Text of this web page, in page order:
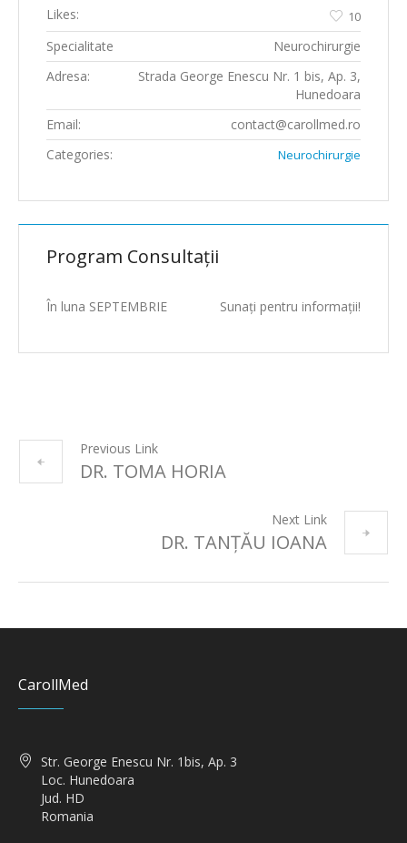
Likes: 10
Specialitate
Neurochirurgie
Adresa:
Strada George Enescu Nr. 1 bis, Ap. 3,
Hunedoara
Email:
contact@carollmed.ro
Categories:
Neurochirurgie
Program Consultații
În luna SEPTEMBRIE Sunați pentru informații!
Previous Link
DR. TOMA HORIA
Next Link
DR. TANȚĂU IOANA
CarollMed
Str. George Enescu Nr. 1bis, Ap. 3
Loc. Hunedoara
Jud. HD
Romania